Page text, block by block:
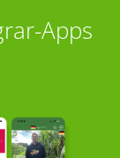
Apps